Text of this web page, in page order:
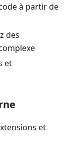
à partir de
des
et
et